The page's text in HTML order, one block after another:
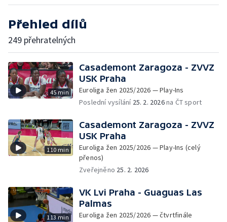
Přehled dílů
249 přehratelných
45 min
Casademont Zaragoza - ZVVZ
USK Praha
Euroliga žen 2025/2026 — Play-Ins
Poslední vysílání 25. 2. 2026na ČT sport
110 min
Casademont Zaragoza - ZVVZ
USK Praha
Euroliga žen 2025/2026 — Play-Ins (celý
přenos)
Zveřejněno 25. 2. 2026
113 min
VK Lvi Praha - Guaguas Las
Palmas
Euroliga žen 2025/2026 — čtvrtfinále